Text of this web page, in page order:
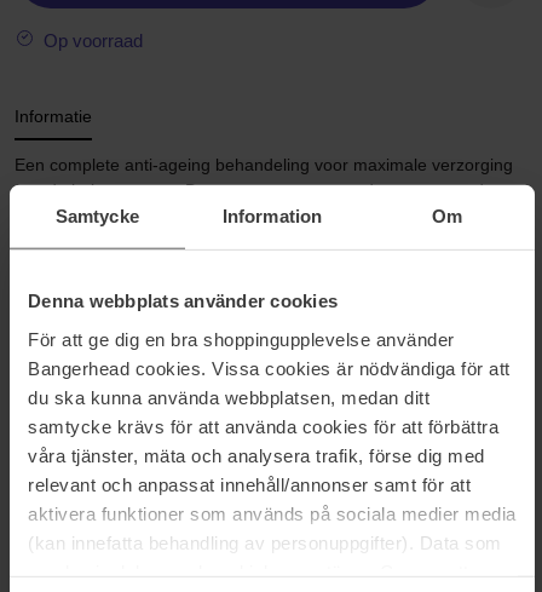
Samtycke Information Om
Denna webbplats använder cookies
För att ge dig en bra shoppingupplevelse använder
Bangerhead cookies. Vissa cookies är nödvändiga för att
du ska kunna använda webbplatsen, medan ditt
samtycke krävs för att använda cookies för att förbättra
våra tjänster, mäta och analysera trafik, förse dig med
relevant och anpassat innehåll/annonser samt för att
aktivera funktioner som används på sociala medier media
(kan innefatta behandling av personuppgifter). Data som
Op voorraad
Informatie
Een complete anti-ageing behandeling voor maximale verzorging
van de hele oogzone. Bevat een contrasterende verwarmende en
verkoelende formule met speciale massage voor een optimaal
een huid met nieuwe vitaliteit en uitstraling als resultaat. Kan
gebruikt worden door alle leeftijden en alle huidtypes.
Dit is een enkel navulproduct. Werkt het beste met Sensai Melty
Rich Eye cream
Maat: 20 ml - Refill
Artikelnummer: 97584
Categorieën: